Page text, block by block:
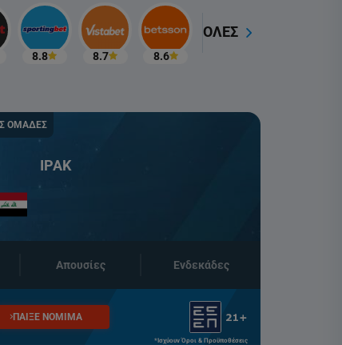
8.8 8.7 8.6
ΟΛΕΣ
ΟΜΑΔΕΣ
ΙΡΑΚ
Απουσίες Ενδεκάδες
ΠΑΙΞΕ ΝΟΜΙΜΑ
*Ισχύουν Όροι & Προϋποθέσεις